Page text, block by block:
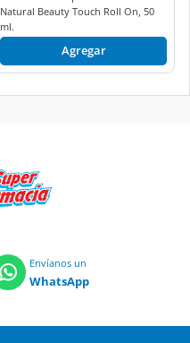
Natural Beauty Touch Roll On, 50
ml.
Agregar
Envíanos un
WhatsApp